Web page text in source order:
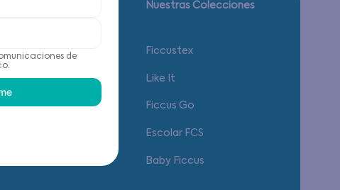
Calzado
Vestuario
Accesorios
Nuestras Colecciones
Ficcustex
Like It
Ficcus Go
Escolar FCS
Baby Ficcus
de